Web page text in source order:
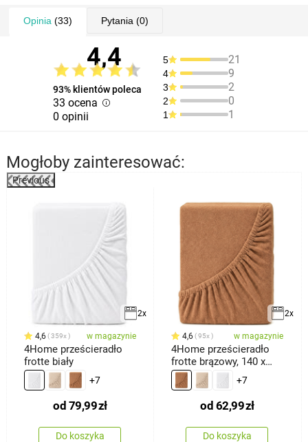
Opinia (33) Pytania (0)
4,4
93% klientów poleca
33 ocena
0 opinii
5 21
4 9
3 2
2 0
1 1
Mogłoby zainteresować:
Previous
2x
4,6 359x w magazynie
4Home prześcieradło
frotte biały
+7
od 79,99zł
Do koszyka
2x
4,6 95x w magazynie
4Home prześcieradło
frotte brązowy, 140 x
200 cm
+7
od 62,99zł
Do koszyka